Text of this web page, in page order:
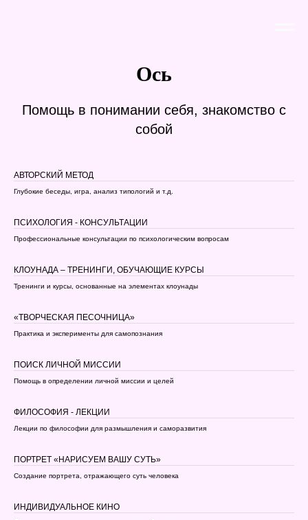
Ось
Помощь в понимании себя, знакомство с
собой
АВТОРСКИЙ МЕТОД
Глубокие беседы, игра, анализ типологий и т.д.
ПСИХОЛОГИЯ - КОНСУЛЬТАЦИИ
Профессиональные консультации по психологическим вопросам
КЛОУНАДА – ТРЕНИНГИ, ОБУЧАЮЩИЕ КУРСЫ
Тренинги и курсы, основанные на элементах клоунады
«ТВОРЧЕСКАЯ ПЕСОЧНИЦА»
Практика и эксперименты для самопознания
ПОИСК ЛИЧНОЙ МИССИИ
Помощь в определении личной миссии и целей
ФИЛОСОФИЯ - ЛЕКЦИИ
Лекции по философии для размышления и саморазвития
ПОРТРЕТ «НАРИСУЕМ ВАШУ СУТЬ»
Создание портрета, отражающего суть человека
ИНДИВИДУАЛЬНОЕ КИНО